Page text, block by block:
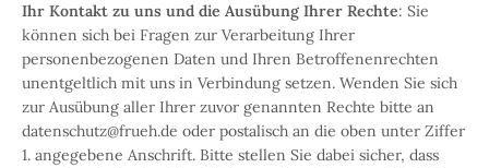
Ihr Kontakt zu uns und die Ausübung Ihrer Rechte: Sie
können sich bei Fragen zur Verarbeitung Ihrer
personenbezogenen Daten und Ihren Betroffenenrechten
unentgeltlich mit uns in Verbindung setzen. Wenden Sie sich
zur Ausübung aller Ihrer zuvor genannten Rechte bitte an
datenschutz@frueh.de oder postalisch an die oben unter Ziffer
1. angegebene Anschrift. Bitte stellen Sie dabei sicher, dass